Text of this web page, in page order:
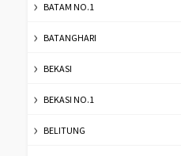
BATAM NO.1
BATANGHARI
BEKASI
BEKASI NO.1
BELITUNG